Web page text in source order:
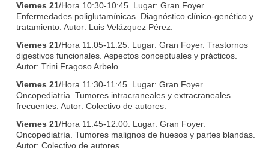
Viernes 21/Hora 10:30-10:45. Lugar: Gran Foyer.
Enfermedades poliglutamínicas. Diagnóstico clínico-genético y
tratamiento. Autor: Luis Velázquez Pérez.
Viernes 21/Hora 11:05-11:25. Lugar: Gran Foyer. Trastornos
digestivos funcionales. Aspectos conceptuales y prácticos.
Autor: Trini Fragoso Arbelo.
Viernes 21/Hora 11:30-11:45. Lugar: Gran Foyer.
Oncopediatría. Tumores intracraneales y extracraneales
frecuentes. Autor: Colectivo de autores.
Viernes 21/Hora 11:45-12:00. Lugar: Gran Foyer.
Oncopediatría. Tumores malignos de huesos y partes blandas.
Autor: Colectivo de autores.